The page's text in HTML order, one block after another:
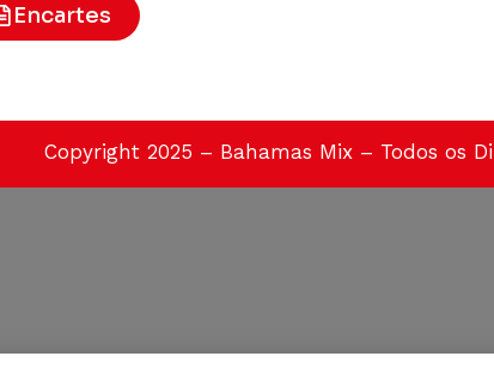
Encartes
Copyright 2025 – Bahamas Mix – Todos os